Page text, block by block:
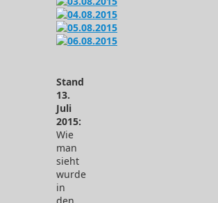
Stand
13.
Juli
2015:
Wie
man
sieht
wurde
in
den